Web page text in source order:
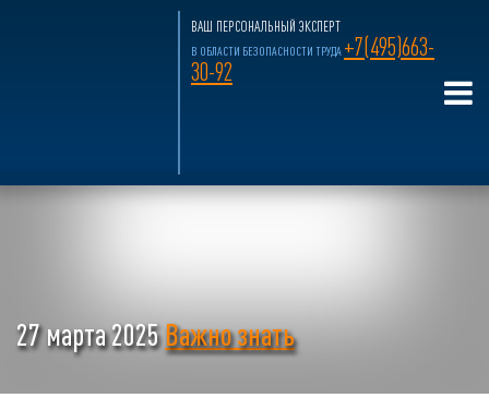
ВАШ ПЕРСОНАЛЬНЫЙ ЭКСПЕРТ
В ОБЛАСТИ БЕЗОПАСНОСТИ ТРУДА +7(495)663-
30-92
27 марта 2025Важно знать